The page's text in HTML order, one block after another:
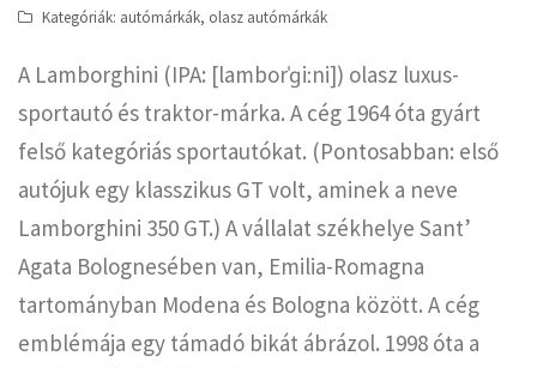
Kategóriák: autómárkák, olasz autómárkák
A Lamborghini (IPA: [lamborˈɡiːni]) olasz luxus-
sportautó és traktor-márka. A cég 1964 óta gyárt
felső kategóriás sportautókat. (Pontosabban: első
autójuk egy klasszikus GT volt, aminek a neve
Lamborghini 350 GT.) A vállalat székhelye Sant’
Agata Bolognesében van, Emilia-Romagna
tartományban Modena és Bologna között. A cég
emblémája egy támadó bikát ábrázol. 1998 óta a